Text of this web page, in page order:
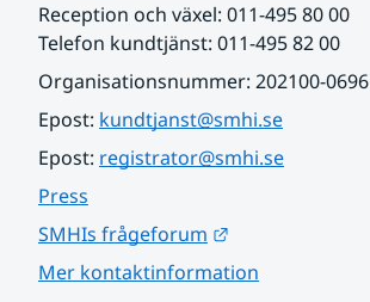
Reception och växel: 011-495 80 00
Telefon kundtjänst: 011-495 82 00
Organisationsnummer: 202100-0696
Epost: kundtjanst@smhi.se
Epost: registrator@smhi.se
Press
SMHIs frågeforum
Mer kontaktinformation